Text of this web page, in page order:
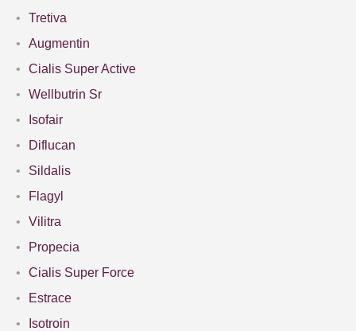
Tretiva
Augmentin
Cialis Super Active
Wellbutrin Sr
Isofair
Diflucan
Sildalis
Flagyl
Vilitra
Propecia
Cialis Super Force
Estrace
Isotroin